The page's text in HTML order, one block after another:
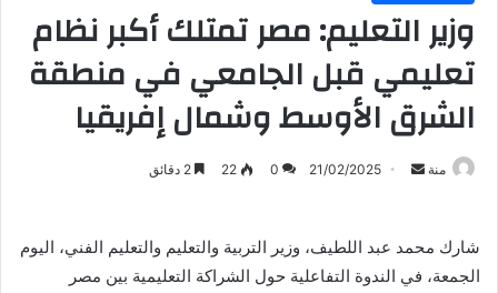
وزير التعليم: مصر تمتلك أكبر نظام
تعليمي قبل الجامعي في منطقة
الشرق الأوسط وشمال إفريقيا
منة
أرسل 21/02/2025
0
22
شارك محمد عبد اللطيف، وزير التربية والتعليم والتعليم الفني، اليوم
الجمعة، في الندوة التفاعلية حول الشراكة التعليمية بين مصر